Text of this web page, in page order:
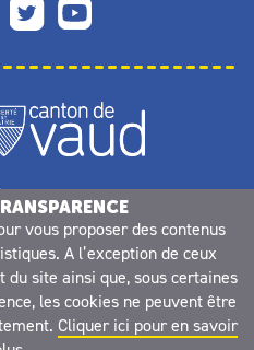
vous proposer des contenus
A l’exception de ceux
du site ainsi que, sous certaines
les cookies ne peuvent être
Cliquer ici pour en savoir